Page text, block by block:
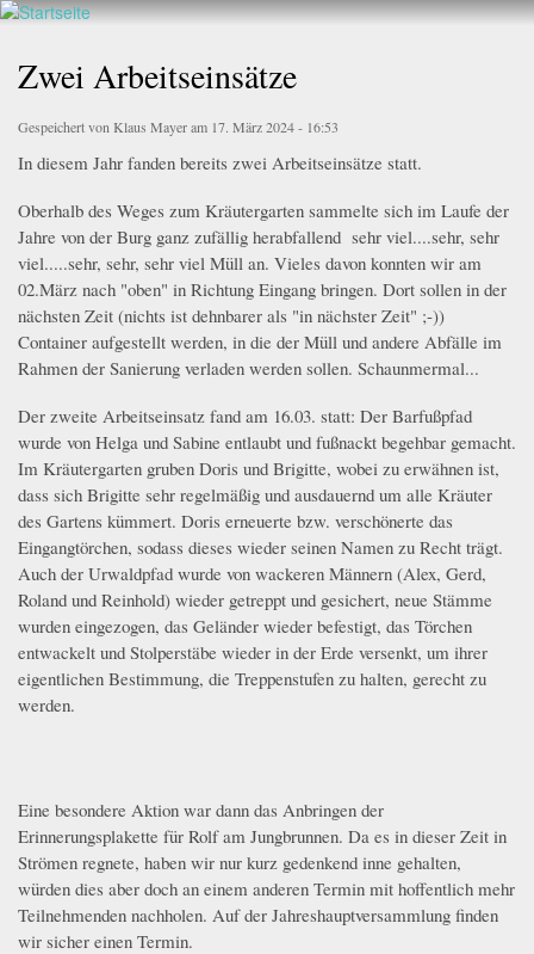
Direkt
Inhalt
Walderlebnis
e.V.
hier
Zwei Arbeitseinsätze
Gespeichert von Klaus Mayeram 17. März 2024 - 16:53
In diesem Jahr fanden bereits zwei Arbeitseinsätze statt.
Oberhalb des Weges zum Kräutergarten sammelte sich im Laufe der
Jahre von der Burg ganz zufällig herabfallend sehr viel....sehr, sehr
viel.....sehr, sehr, sehr viel Müll an. Vieles davon konnten wir am
02.März nach "oben" in Richtung Eingang bringen. Dort sollen in der
nächsten Zeit (nichts ist dehnbarer als "in nächster Zeit" ;-))
Container aufgestellt werden, in die der Müll und andere Abfälle im
Rahmen der Sanierung verladen werden sollen. Schaunmermal...
Der zweite Arbeitseinsatz fand am 16.03. statt: Der Barfußpfad
wurde von Helga und Sabine entlaubt und fußnackt begehbar gemacht.
Im Kräutergarten gruben Doris und Brigitte, wobei zu erwähnen ist,
dass sich Brigitte sehr regelmäßig und ausdauernd um alle Kräuter
des Gartens kümmert. Doris erneuerte bzw. verschönerte das
Eingangtörchen, sodass dieses wieder seinen Namen zu Recht trägt.
Auch der Urwaldpfad wurde von wackeren Männern (Alex, Gerd,
Roland und Reinhold) wieder getreppt und gesichert, neue Stämme
wurden eingezogen, das Geländer wieder befestigt, das Törchen
entwackelt und Stolperstäbe wieder in der Erde versenkt, um ihrer
eigentlichen Bestimmung, die Treppenstufen zu halten, gerecht zu
werden.
whatsapp_image_2024-03-16_at_16.34.25.jpeg
Eine besondere Aktion war dann das Anbringen der
Erinnerungsplakette für Rolf am Jungbrunnen. Da es in dieser Zeit in
Strömen regnete, haben wir nur kurz gedenkend inne gehalten,
würden dies aber doch an einem anderen Termin mit hoffentlich mehr
Teilnehmenden nachholen. Auf der Jahreshauptversammlung finden
wir sicher einen Termin.